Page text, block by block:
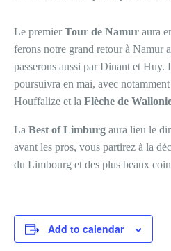
Le premierTour de Namur aura
ferons notre grand retour à Namur
passerons aussi par Dinant et Huy.
poursuivra en mai, avec notamment
Houffalize et la Flèche de
La Best of Limburg aura lieu le
avant les pros, vous partirez à la
du Limbourg et des plus beaux
Add to calendar